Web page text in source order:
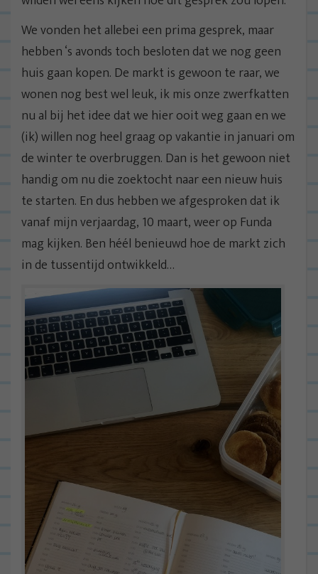
We vonden het allebei een prima gesprek, maar
hebben ‘s avonds toch besloten dat we nog geen
huis gaan kopen. De markt is gewoon te raar, we
wonen nog best wel leuk, ik mis onze zwerfkatten
nu al bij het idee dat we hier ooit weg gaan en we
(ik) willen nog heel graag op vakantie in januari om
de winter te overbruggen. Dan is het gewoon niet
handig om nu die zoektocht naar een nieuw huis
te starten. En dus hebben we afgesproken dat ik
vanaf mijn verjaardag, 10 maart, weer op Funda
mag kijken. Ben héél benieuwd hoe de markt zich
in de tussentijd ontwikkeld…